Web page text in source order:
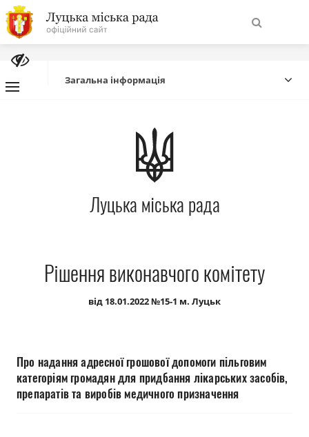
На
головну
Про місто
Міська влада
Міська рада
Публічна інформація
Документи
Загальна інформація
Луцька міська рада
Рішення виконавчого комітету
від 18.01.2022 №15-1 м. Луцьк
Про надання адресної грошової допомоги пільговим
категоріям громадян для придбання лікарських засобів,
препаратів та виробів медичного призначення